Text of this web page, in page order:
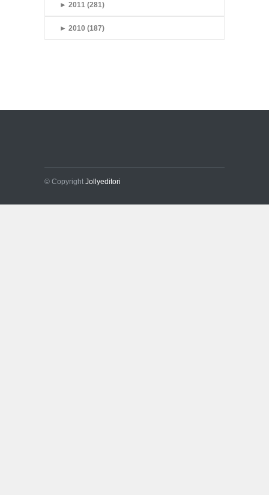
► 2011 (281)
► 2010 (187)
© Copyright Jollyeditori